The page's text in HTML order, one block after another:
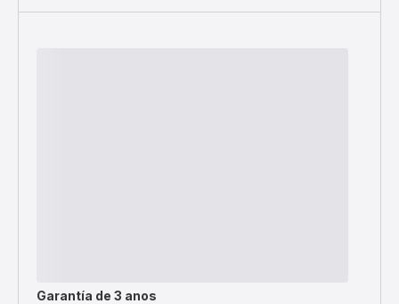
Garantía de 3 anos